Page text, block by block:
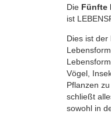
Die Fünfte
ist
Dies ist der
Vögel,
Pflanzen
schließt
sowohl in